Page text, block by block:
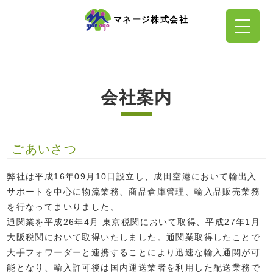
マネージ株式会社
会社案内
ごあいさつ
弊社は平成16年09月10日設立し、成田空港において輸出入
サポートを中心に物流業務、商品倉庫管理、輸入品販売業務
を行なってまいりました。
通関業を平成26年4月 東京税関において取得、平成27年1月
大阪税関において取得いたしました。通関業取得したことで
大手フォワーダーと連携することにより迅速な輸入通関が可
能となり、輸入許可後は国内運送業者を利用した配送業務で